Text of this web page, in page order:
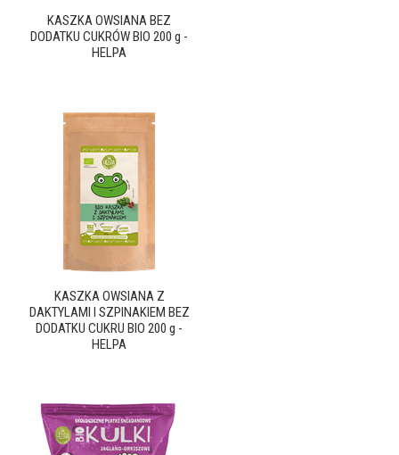
KASZKA OWSIANA BEZ
DODATKU CUKRÓW BIO 200 g -
HELPA
KASZKA OWSIANA Z
DAKTYLAMI I SZPINAKIEM BEZ
DODATKU CUKRU BIO 200 g -
HELPA